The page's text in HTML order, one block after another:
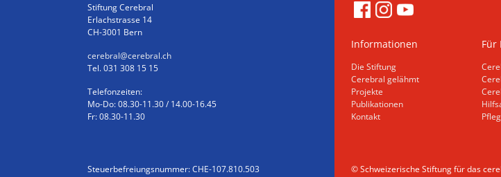
Stiftung Cerebral
Erlachstrasse 14
CH-3001 Bern
cerebral@cerebral.ch
Tel. 031 308 15 15
Telefonzeiten:
Mo-Do: 08.30-11.30 / 14.00-16.45
Fr: 08.30-11.30
Informationen
Die Stiftung
Cerebral gelähmt
Projekte
Publikationen
Kontakt
Für
Steuerbefreiungsnummer: CHE-107.810.503 © Schweizerische Stiftung für das